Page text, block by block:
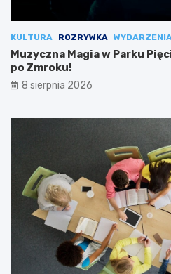
KULTURA ROZRYWKA
Muzyczna Magia w Parku
po Zmroku!
8 sierpnia 2026